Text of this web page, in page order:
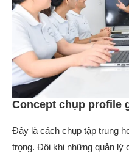
Concept chụp profile
Đây là cách chụp tập trung
trọng. Đôi khi những quản lý